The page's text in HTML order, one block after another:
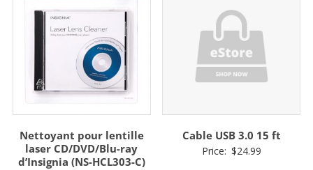
Nettoyant pour lentille
laser CD/DVD/Blu-ray
d’Insignia (NS-HCL303-C)
Cable USB 3.0 15 ft
Price: $24.99